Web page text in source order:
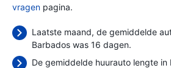
vragen pagina.
Laatste maand, de gemiddelde
Barbados was 16 dagen.
De gemiddelde huurauto lengte in